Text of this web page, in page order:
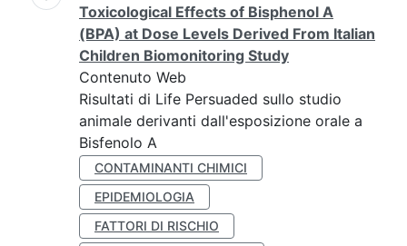
Toxicological Effects of Bisphenol A
(BPA) at Dose Levels Derived From Italian
Children Biomonitoring Study
Contenuto Web
Risultati di Life Persuaded sullo studio
animale derivanti dall'esposizione orale a
Bisfenolo A
CONTAMINANTI CHIMICI
EPIDEMIOLOGIA
FATTORI DI RISCHIO